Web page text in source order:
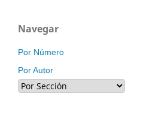
Navegar
Por Número
Por Autor